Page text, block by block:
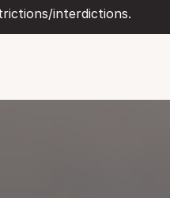
interdictions.